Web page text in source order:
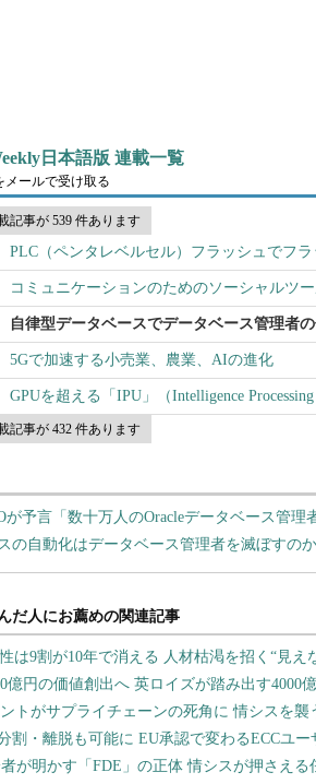
日本語版 連載一覧
メールで受け取る
記事が 539 件あります
PLC（ペンタレベルセル）フラッシュでフ
コミュニケーションのためのソーシャルツ
自律型データベースでデータベース管理者
5Gで加速する小売業、農業、AIの進化
GPUを超える「IPU」（Intelligence
記事が 432 件あります
が予言「数十万人のOracleデータベース管理
の自動化はデータベース管理者を滅ぼすのか